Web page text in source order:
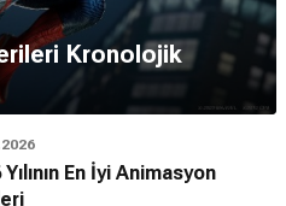
Kronolojik
En İyi Animasyon